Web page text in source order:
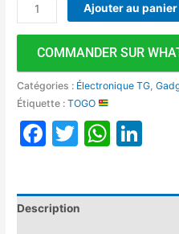
Ajouter au panier
COMMANDER SUR
Catégories : Électronique TG ,
Étiquette :TOGO
Facebook
Twitter
Description